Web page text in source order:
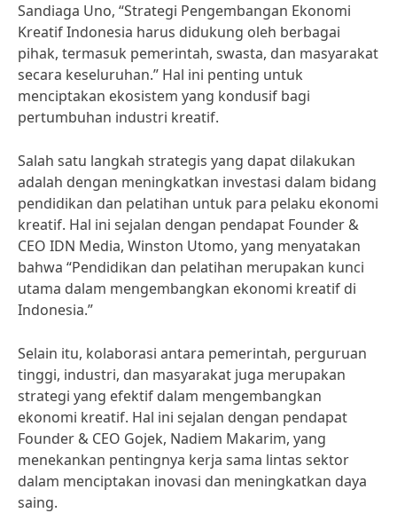
Sandiaga Uno, “Strategi Pengembangan Ekonomi
Kreatif Indonesia harus didukung oleh berbagai
pihak, termasuk pemerintah, swasta, dan masyarakat
secara keseluruhan.” Hal ini penting untuk
menciptakan ekosistem yang kondusif bagi
pertumbuhan industri kreatif.
Salah satu langkah strategis yang dapat dilakukan
adalah dengan meningkatkan investasi dalam bidang
pendidikan dan pelatihan untuk para pelaku ekonomi
kreatif. Hal ini sejalan dengan pendapat Founder &
CEO IDN Media, Winston Utomo, yang menyatakan
bahwa “Pendidikan dan pelatihan merupakan kunci
utama dalam mengembangkan ekonomi kreatif di
Indonesia.”
Selain itu, kolaborasi antara pemerintah, perguruan
tinggi, industri, dan masyarakat juga merupakan
strategi yang efektif dalam mengembangkan
ekonomi kreatif. Hal ini sejalan dengan pendapat
Founder & CEO Gojek, Nadiem Makarim, yang
menekankan pentingnya kerja sama lintas sektor
dalam menciptakan inovasi dan meningkatkan daya
saing.